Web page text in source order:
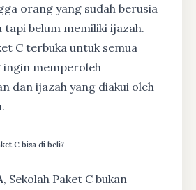
orang yang sudah berusia
tapi belum memiliki ijazah.
C terbuka untuk semua
ingin memperoleh
dan ijazah yang diakui oleh
C bisa di beli?
, Sekolah Paket C bukan